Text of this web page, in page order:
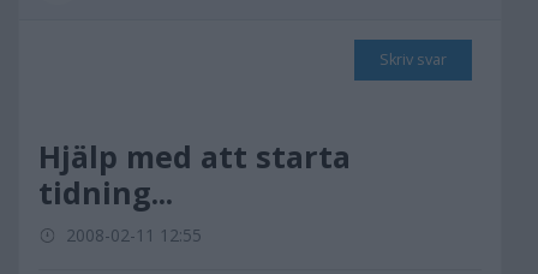
Skriv svar
Hjälp med att starta
tidning...
2008-02-11 12:55